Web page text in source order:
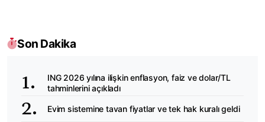
Son Dakika
ING 2026 yılına ilişkin enflasyon, faiz ve dolar/TL
tahminlerini açıkladı
Evim sistemine tavan fiyatlar ve tek hak kuralı geldi